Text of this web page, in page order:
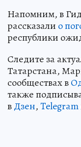
Напомним, в
рассказали о
республики
Следите за
Татарстана,
сообществах в
также
вДзен,Telegram